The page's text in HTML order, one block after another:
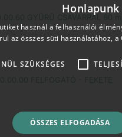
GYŰRŰ CSAVARRAL 60
FELFOGATÓ - FEKETE
használ a felhasználói
az összes süti használatához,
SZÜKSÉGES
ÖSSZES ELFOGADÁSA